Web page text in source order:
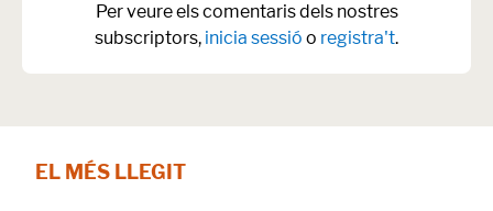
Per veure els comentaris dels nostres
subscriptors, inicia sessió o registra't.
EL MÉS LLEGIT